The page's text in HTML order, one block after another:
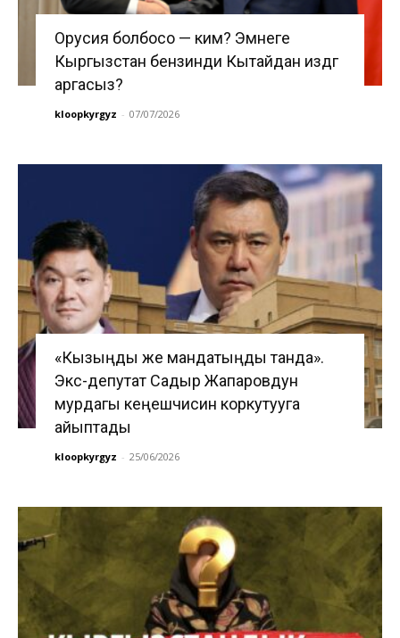
Орусия болбосо — ким? Эмнеге
Кыргызстан бензинди Кытайдан издөөгө
аргасыз?
kloopkyrgyz - 07/07/2026
«Кызыңды же мандатыңды танда».
Экс-депутат Садыр Жапаровдун
мурдагы кеңешчисин коркутууга
айыптады
kloopkyrgyz - 25/06/2026